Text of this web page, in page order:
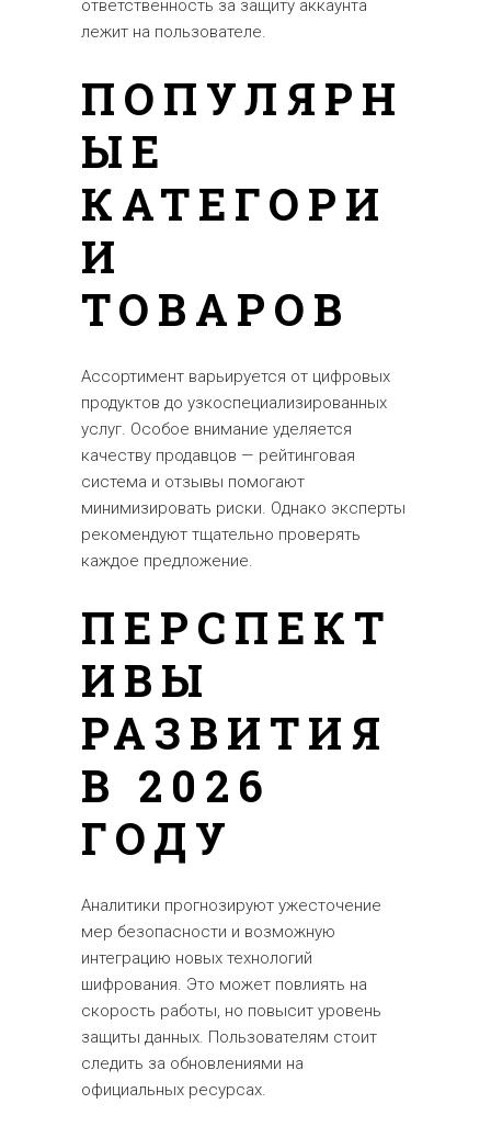
ответственность за защиту аккаунта
лежит на пользователе.
ПОПУЛЯРН
ЫЕ
КАТЕГОРИ
И
ТОВАРОВ
Ассортимент варьируется от цифровых
продуктов до узкоспециализированных
услуг. Особое внимание уделяется
качеству продавцов — рейтинговая
система и отзывы помогают
минимизировать риски. Однако эксперты
рекомендуют тщательно проверять
каждое предложение.
ПЕРСПЕКТ
ИВЫ
РАЗВИТИЯ
В 2026
ГОДУ
Аналитики прогнозируют ужесточение
мер безопасности и возможную
интеграцию новых технологий
шифрования. Это может повлиять на
скорость работы, но повысит уровень
защиты данных. Пользователям стоит
следить за обновлениями на
официальных ресурсах.